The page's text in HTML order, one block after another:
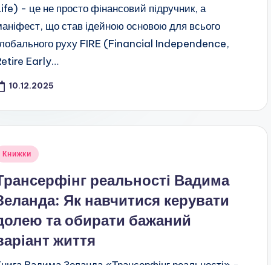
- це не просто фінансовий підручник, а
що став ідейною основою для всього
руху FIRE (Financial Independence,
Early…
10.12.2025
Книжки
реальності Вадима
Як навчитися керувати
та обирати бажаний
життя